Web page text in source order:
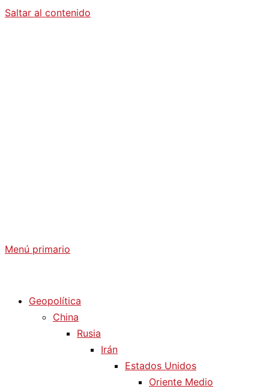
Saltar al contenido
Menú primario
Geopolítica
China
Rusia
Irán
Estados Unidos
Oriente Medio